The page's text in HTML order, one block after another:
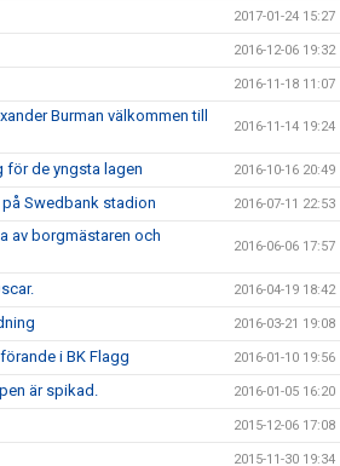
2017-01-24 15:27
2016-12-06 19:32
2016-11-18 11:07
Burman välkommen till
2016-11-14 19:24
för de yngsta lagen 2016-10-16 20:49
Swedbank stadion 2016-07-11 22:53
av borgmästaren och
2016-06-06 17:57
2016-04-19 18:42
2016-03-21 19:08
i BK Flagg 2016-01-10 19:56
är spikad. 2016-01-05 16:20
2015-12-06 17:08
2015-11-30 19:34